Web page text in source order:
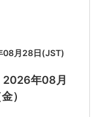
月28日(JST)
年08月
）